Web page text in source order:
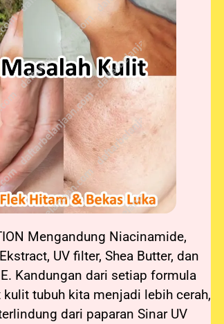
Mengandung Niacinamide,
UV filter, Shea Butter, dan
Kandungan dari setiap formula
tubuh kita menjadi lebih cerah,
dari paparan Sinar UV